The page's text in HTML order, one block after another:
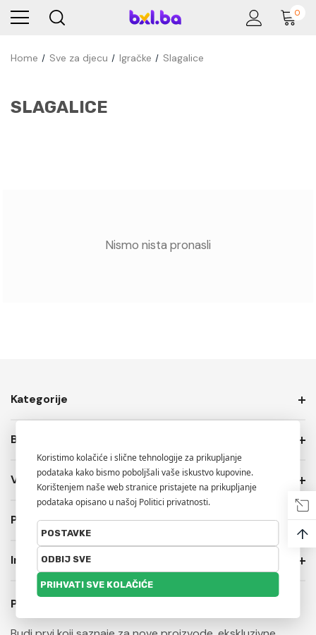
0
Home Sve za djecu Igračke Slagalice
SLAGALICE
Nismo nista pronasli
Kategorije
Brendovi
Više Info.
PRIVATNOST I USLOVI PRODAJE
Prijavite se na naš newsletter
Informacije o trgovini
↑